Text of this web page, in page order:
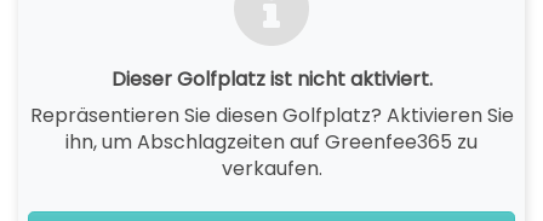
Dieser Golfplatz ist nicht aktiviert.
Repräsentieren Sie diesen Golfplatz? Aktivieren Sie
ihn, um Abschlagzeiten auf Greenfee365 zu
verkaufen.